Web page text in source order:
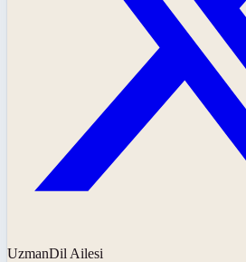
UzmanDil Ailesi